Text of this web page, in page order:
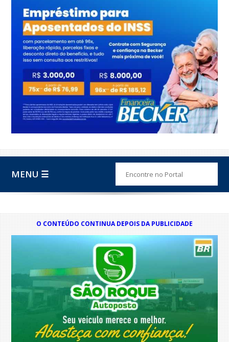
MENU ☰
O CONTEÚDO CONTINUA DEPOIS DA PUBLICIDADE